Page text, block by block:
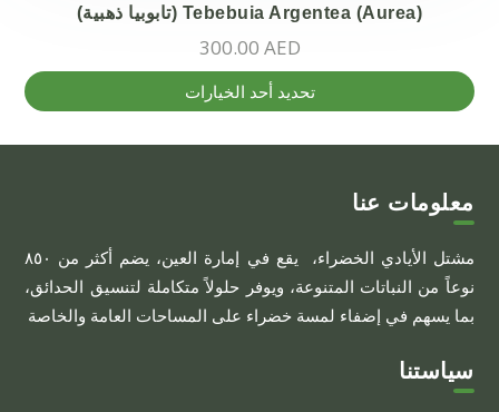
Tebebuia Argentea (Aurea) (تابوبيا ذهبية)
300.00 AED
تحديد أحد الخيارات
هناك
العديد
من
المختلفة
لهذا
المنتج.
يمكن
اختيار
على
معلومات عنا
مشتل الأيادي الخضراء، يقع في إمارة العين، يضم أكثر من ٨٥٠
نوعاً من النباتات المتنوعة، ويوفر حلولاً متكاملة لتنسيق الحدائق،
بما يسهم في إضفاء لمسة خضراء على المساحات العامة والخاصة
سياستنا